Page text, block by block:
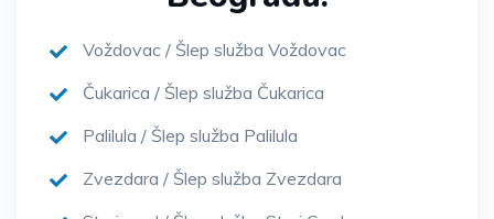
Voždovac / Šlep služba Voždovac
Čukarica / Šlep služba Čukarica
Palilula / Šlep služba Palilula
Zvezdara / Šlep služba Zvezdara